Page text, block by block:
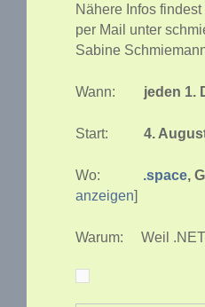
Nähere Infos
per Mail unter
Sabine
Wann: jeden 1.
Start: 4.
Wo: .space,
anzeigen]
Warum: Weil